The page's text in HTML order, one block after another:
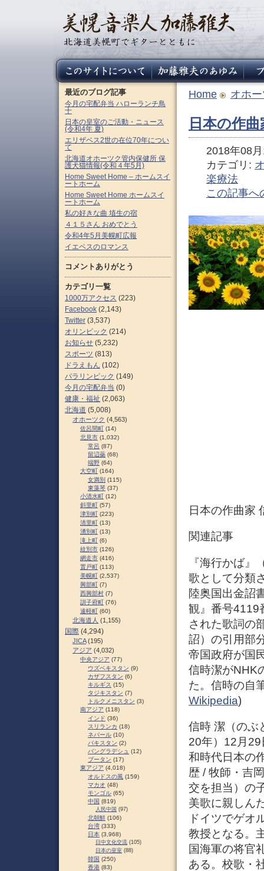
Home オホ
日本の作
2018年08
カテゴリ:
楽療法
この記事へ
日本の作曲家
関連記事
『海行かば
歌として分類
陸奥国出金詔
観』番号4119
された歌詞の
詔）の引用部
帝国政府が国
信時潔がNHK
た。信時の自
Wikipedia)
信時 潔（のぶ
20年）12月
和時代日本の
歴 / 牧師・吉
交を担当）の
美歌に親しん
ドイツでゲオ
教授となる。
国海軍の将官
ある。校歌・
最近のブログ記事
今月の宅配弁当 ハローランチ鳥
十
日本の皇室のご活動・ニュース
(令和4年 夏)
エリザベス2世の在位70年につい
て
北海道オホーツク管内保健所 保
護犬猫情報(令和４年5月)
Home Sweet Home – ホームスイ
ートホーム
Home Sweet Home ホームスイ
ートホーム
私の好きな曲 埴生の宿
４１５さん おめでとう
令和4年5月美幌町広報
イエペスのロマンス
コメントありがとう
カテゴリ一覧
1000万アクセス (223)
Facebook (2,143)
Twitter (3,537)
オリンピック (214)
お知らせ (5,232)
スポーツ (813)
ドラえもん (102)
パラリンピック (149)
今月の宅配弁当 (0)
健康・福祉 (2,063)
北海道 (5,008)
オホーツク (4,563)
佐呂間町 (14)
北見市 (1,032)
常呂 (87)
留辺蘂 (68)
端野 (64)
大空町 (164)
女満別 (115)
東藻琴 (37)
小清水町 (12)
斜里町 (57)
津別町 (223)
清里町 (13)
湧別町 (13)
滝上町 (6)
紋別市 (126)
網走市 (416)
置戸町 (113)
美幌町 (2,537)
興部町 (7)
西興部村 (7)
訓子府町 (76)
遠軽町 (60)
北海道人 (1,155)
国際 (4,294)
JICA(195)
アジア (4,032)
中央アジア (77)
ウズベキスタン (9)
カザフスタン (6)
キルギス (15)
タジキスタン (7)
トルクメニスタン (3)
南アジア (118)
インド (36)
スリランカ (18)
ネパール (10)
パキスタン (2)
バングラデシュ (12)
ブータン (17)
東アジア (4,018)
オルドスの風 (159)
マカオ (48)
モンゴル (65)
中国 (819)
人民中国 (97)
北朝鮮 (106)
台湾 (333)
日本 (3,968)
日中文化交流 (105)
日本の皇室 (88)
韓国 (250)
香港 (83)